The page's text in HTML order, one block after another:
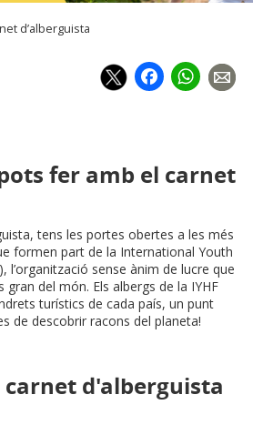
d’alberguista
fer amb el carnet
tens les portes obertes a les més
formen part de la International Youth
l’organització sense ànim de lucre que
gran del món. Els albergs de la IYHF
turístics de cada país, un punt
de descobrir racons del planeta!
carnet d'alberguista